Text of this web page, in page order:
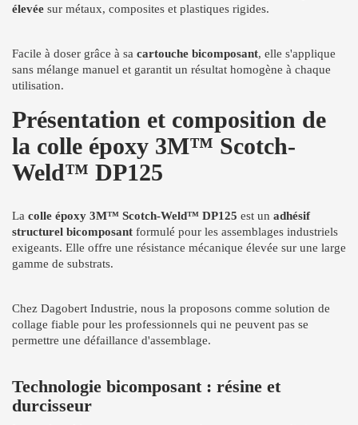
élevée sur métaux, composites et plastiques rigides.
Facile à doser grâce à sa cartouche bicomposant, elle s'applique
sans mélange manuel et garantit un résultat homogène à chaque
utilisation.
Présentation et composition de
la colle époxy 3M™ Scotch-
Weld™ DP125
La colle époxy 3M™ Scotch-Weld™ DP125 est un adhésif
structurel bicomposant formulé pour les assemblages industriels
exigeants. Elle offre une résistance mécanique élevée sur une large
gamme de substrats.
Chez Dagobert Industrie, nous la proposons comme solution de
collage fiable pour les professionnels qui ne peuvent pas se
permettre une défaillance d'assemblage.
Technologie bicomposant : résine et
durcisseur